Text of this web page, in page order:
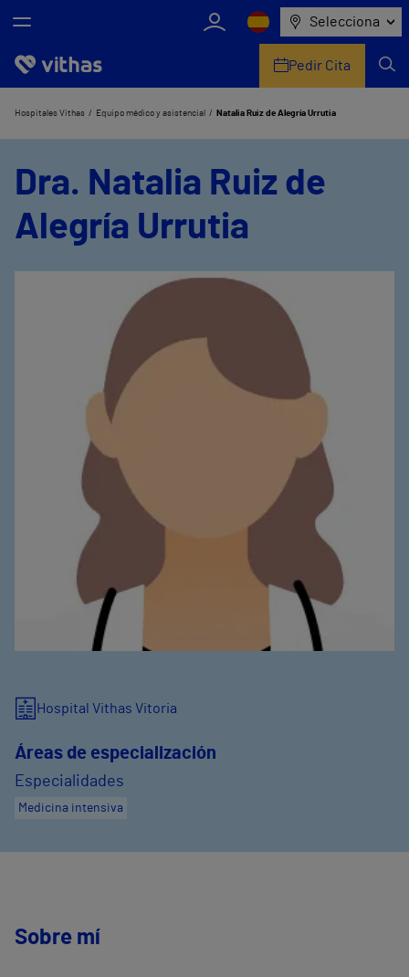
Selecciona
Nosotros
Equipo médico y asistencial
Pedir Cita
Hospitales Vithas Equipo médico y asistencial Natalia Ruiz de Alegría Urrutia
Dra. Natalia Ruiz de
Alegría Urrutia
Hospital Vithas Vitoria
Áreas de especialización
Especialidades
Medicina intensiva
Sobre mí